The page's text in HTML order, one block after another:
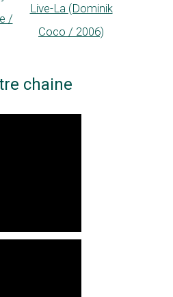
/
Live-La (Dominik
Coco / 2006)
chaine